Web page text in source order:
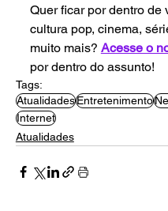
Quer ficar por dentro de
cultura pop, cinema,
muito mais? Acesse o
por dentro do assunto!
Tags:
AtualidadesEntretenimento
Internet
Atualidades